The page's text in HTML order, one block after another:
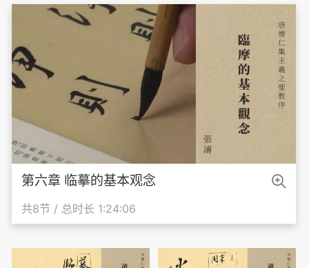
第六章 临摹的基本观念
共8节 / 总时长 1:24:06
